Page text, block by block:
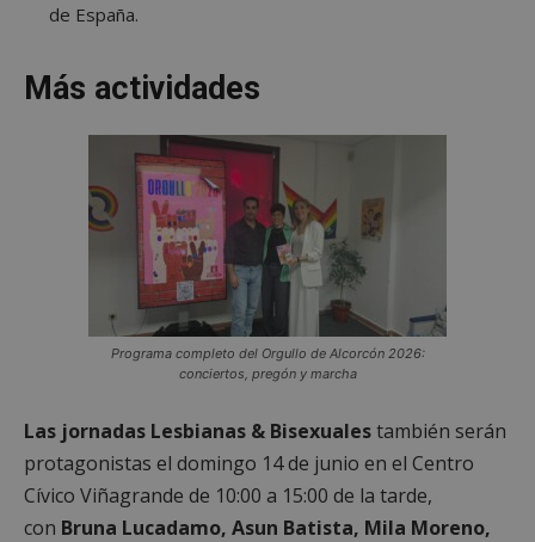
de España.
Más actividades
Programa completo del Orgullo de Alcorcón 2026:
conciertos, pregón y marcha
Las jornadas Lesbianas & Bisexualestambién serán
protagonistas el domingo 14 de junio en el Centro
Cívico Viñagrande de 10:00 a 15:00 de la tarde,
con Bruna Lucadamo, Asun Batista, Mila Moreno,